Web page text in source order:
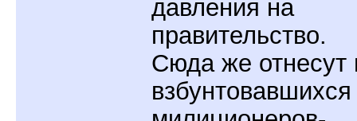
давления на
правительство.
Сюда же отнесут
взбунтовавшихся